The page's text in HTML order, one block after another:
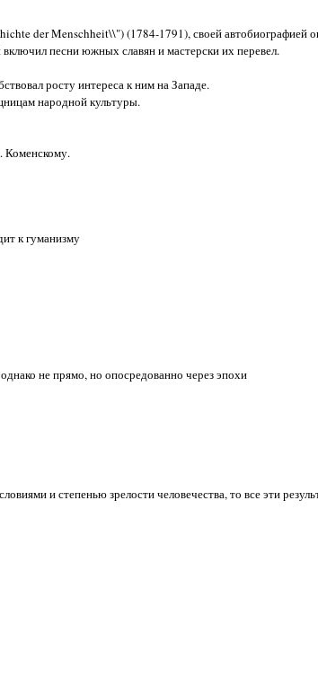
der Menschheit\\") (1784-1791), своей автобиографией
песни южных славян и мастерски их перевел.
росту интереса к ним на Западе.
народной культуры.
Коменскому.
к гуманизму
не прямо, но опосредованно через эпохи
и степенью зрелости человечества, то все эти